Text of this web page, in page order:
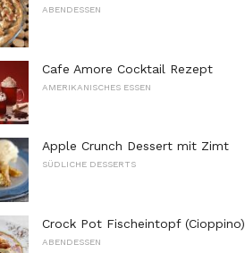
ABENDESSEN
Cafe Amore Cocktail Rezept
AMERIKANISCHES ESSEN
Apple Crunch Dessert mit Zimt
SÜDLICHE DESSERTS
Crock Pot Fischeintopf (Cioppino)
ABENDESSEN